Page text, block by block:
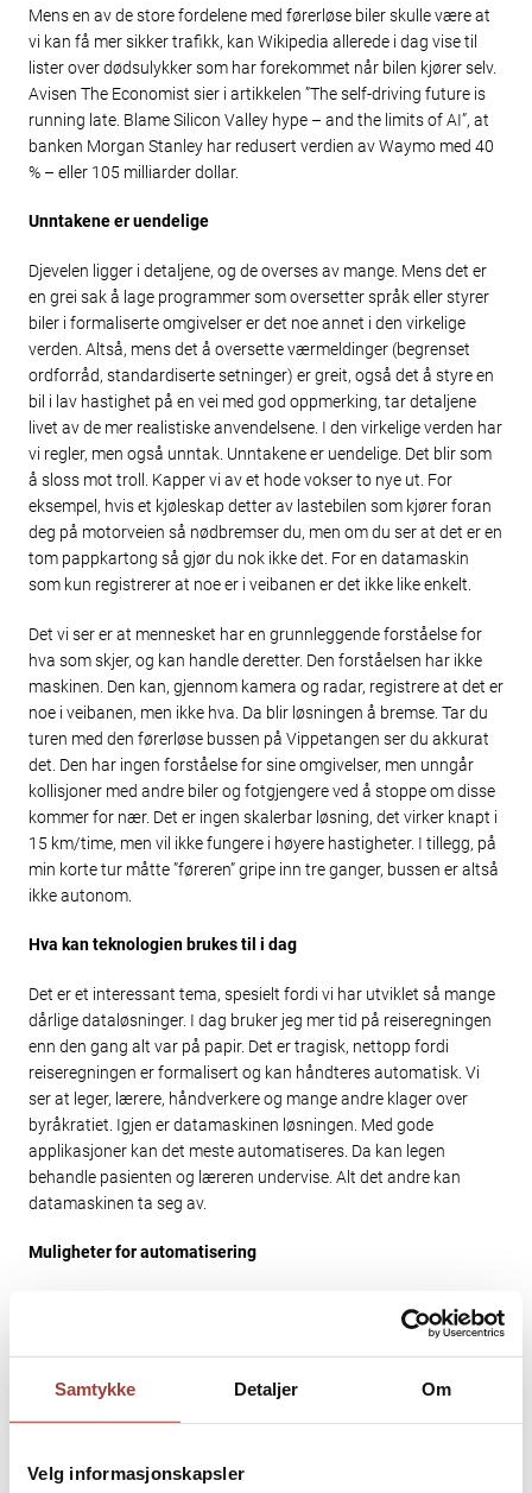
Samtykke Detaljer Om
Velg informasjonskapsler
Mens en av de store fordelene med førerløse biler skulle være at
vi kan få mer sikker trafikk, kan Wikipedia allerede i dag vise til
lister over dødsulykker som har forekommet når bilen kjører selv.
Avisen The Economist sier i artikkelen ”The self-driving future is
running late. Blame Silicon Valley hype – and the limits of AI”, at
banken Morgan Stanley har redusert verdien av Waymo med 40
% – eller 105 milliarder dollar.
Unntakene er uendelige
Djevelen ligger i detaljene, og de overses av mange. Mens det er
en grei sak å lage programmer som oversetter språk eller styrer
biler i formaliserte omgivelser er det noe annet i den virkelige
verden. Altså, mens det å oversette værmeldinger (begrenset
ordforråd, standardiserte setninger) er greit, også det å styre en
bil i lav hastighet på en vei med god oppmerking, tar detaljene
livet av de mer realistiske anvendelsene. I den virkelige verden har
vi regler, men også unntak. Unntakene er uendelige. Det blir som
å sloss mot troll. Kapper vi av et hode vokser to nye ut. For
eksempel, hvis et kjøleskap detter av lastebilen som kjører foran
deg på motorveien så nødbremser du, men om du ser at det er en
tom pappkartong så gjør du nok ikke det. For en datamaskin
som kun registrerer at noe er i veibanen er det ikke like enkelt.
Det vi ser er at mennesket har en grunnleggende forståelse for
hva som skjer, og kan handle deretter. Den forståelsen har ikke
maskinen. Den kan, gjennom kamera og radar, registrere at det er
noe i veibanen, men ikke hva. Da blir løsningen å bremse. Tar du
turen med den førerløse bussen på Vippetangen ser du akkurat
det. Den har ingen forståelse for sine omgivelser, men unngår
kollisjoner med andre biler og fotgjengere ved å stoppe om disse
kommer for nær. Det er ingen skalerbar løsning, det virker knapt i
15 km/time, men vil ikke fungere i høyere hastigheter. I tillegg, på
min korte tur måtte ”føreren” gripe inn tre ganger, bussen er altså
ikke autonom.
Hva kan teknologien brukes til i dag
Det er et interessant tema, spesielt fordi vi har utviklet så mange
dårlige dataløsninger. I dag bruker jeg mer tid på reiseregningen
enn den gang alt var på papir. Det er tragisk, nettopp fordi
reiseregningen er formalisert og kan håndteres automatisk. Vi
ser at leger, lærere, håndverkere og mange andre klager over
byråkratiet. Igjen er datamaskinen løsningen. Med gode
applikasjoner kan det meste automatiseres. Da kan legen
behandle pasienten og læreren undervise. Alt det andre kan
datamaskinen ta seg av.
Muligheter for automatisering
de kommunale tjenestene kan automatiseres eller, svært
effektivt, håndteres ett sted. Hvorfor skal hver kommune
håndtere søknader om eldreomsorg, barnehageplasser med
samtidig ved å ha sterke fagmiljøer som kan håndtere